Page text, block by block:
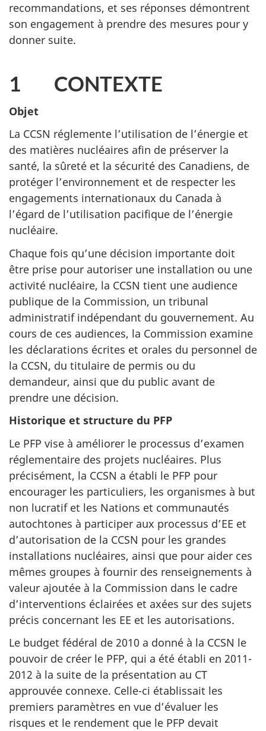
recommandations, et ses réponses démontrent
son engagement à prendre des mesures pour y
donner suite.
1 CONTEXTE
Objet
La CCSN réglemente l’utilisation de l’énergie et
des matières nucléaires afin de préserver la
santé, la sûreté et la sécurité des Canadiens, de
protéger l’environnement et de respecter les
engagements internationaux du Canada à
l’égard de l’utilisation pacifique de l’énergie
nucléaire.
Chaque fois qu’une décision importante doit
être prise pour autoriser une installation ou une
activité nucléaire, la CCSN tient une audience
publique de la Commission, un tribunal
administratif indépendant du gouvernement. Au
cours de ces audiences, la Commission examine
les déclarations écrites et orales du personnel de
la CCSN, du titulaire de permis ou du
demandeur, ainsi que du public avant de
prendre une décision.
Historique et structure du PFP
Le PFP vise à améliorer le processus d’examen
réglementaire des projets nucléaires. Plus
précisément, la CCSN a établi le PFP pour
encourager les particuliers, les organismes à but
non lucratif et les Nations et communautés
autochtones à participer aux processus d’EE et
d’autorisation de la CCSN pour les grandes
installations nucléaires, ainsi que pour aider ces
mêmes groupes à fournir des renseignements à
valeur ajoutée à la Commission dans le cadre
d’interventions éclairées et axées sur des sujets
précis concernant les EE et les autorisations.
Le budget fédéral de 2010 a donné à la CCSN le
pouvoir de créer le PFP, qui a été établi en 2011-
2012 à la suite de la présentation au CT
approuvée connexe. Celle-ci établissait les
premiers paramètres en vue d’évaluer les
risques et le rendement que le PFP devait